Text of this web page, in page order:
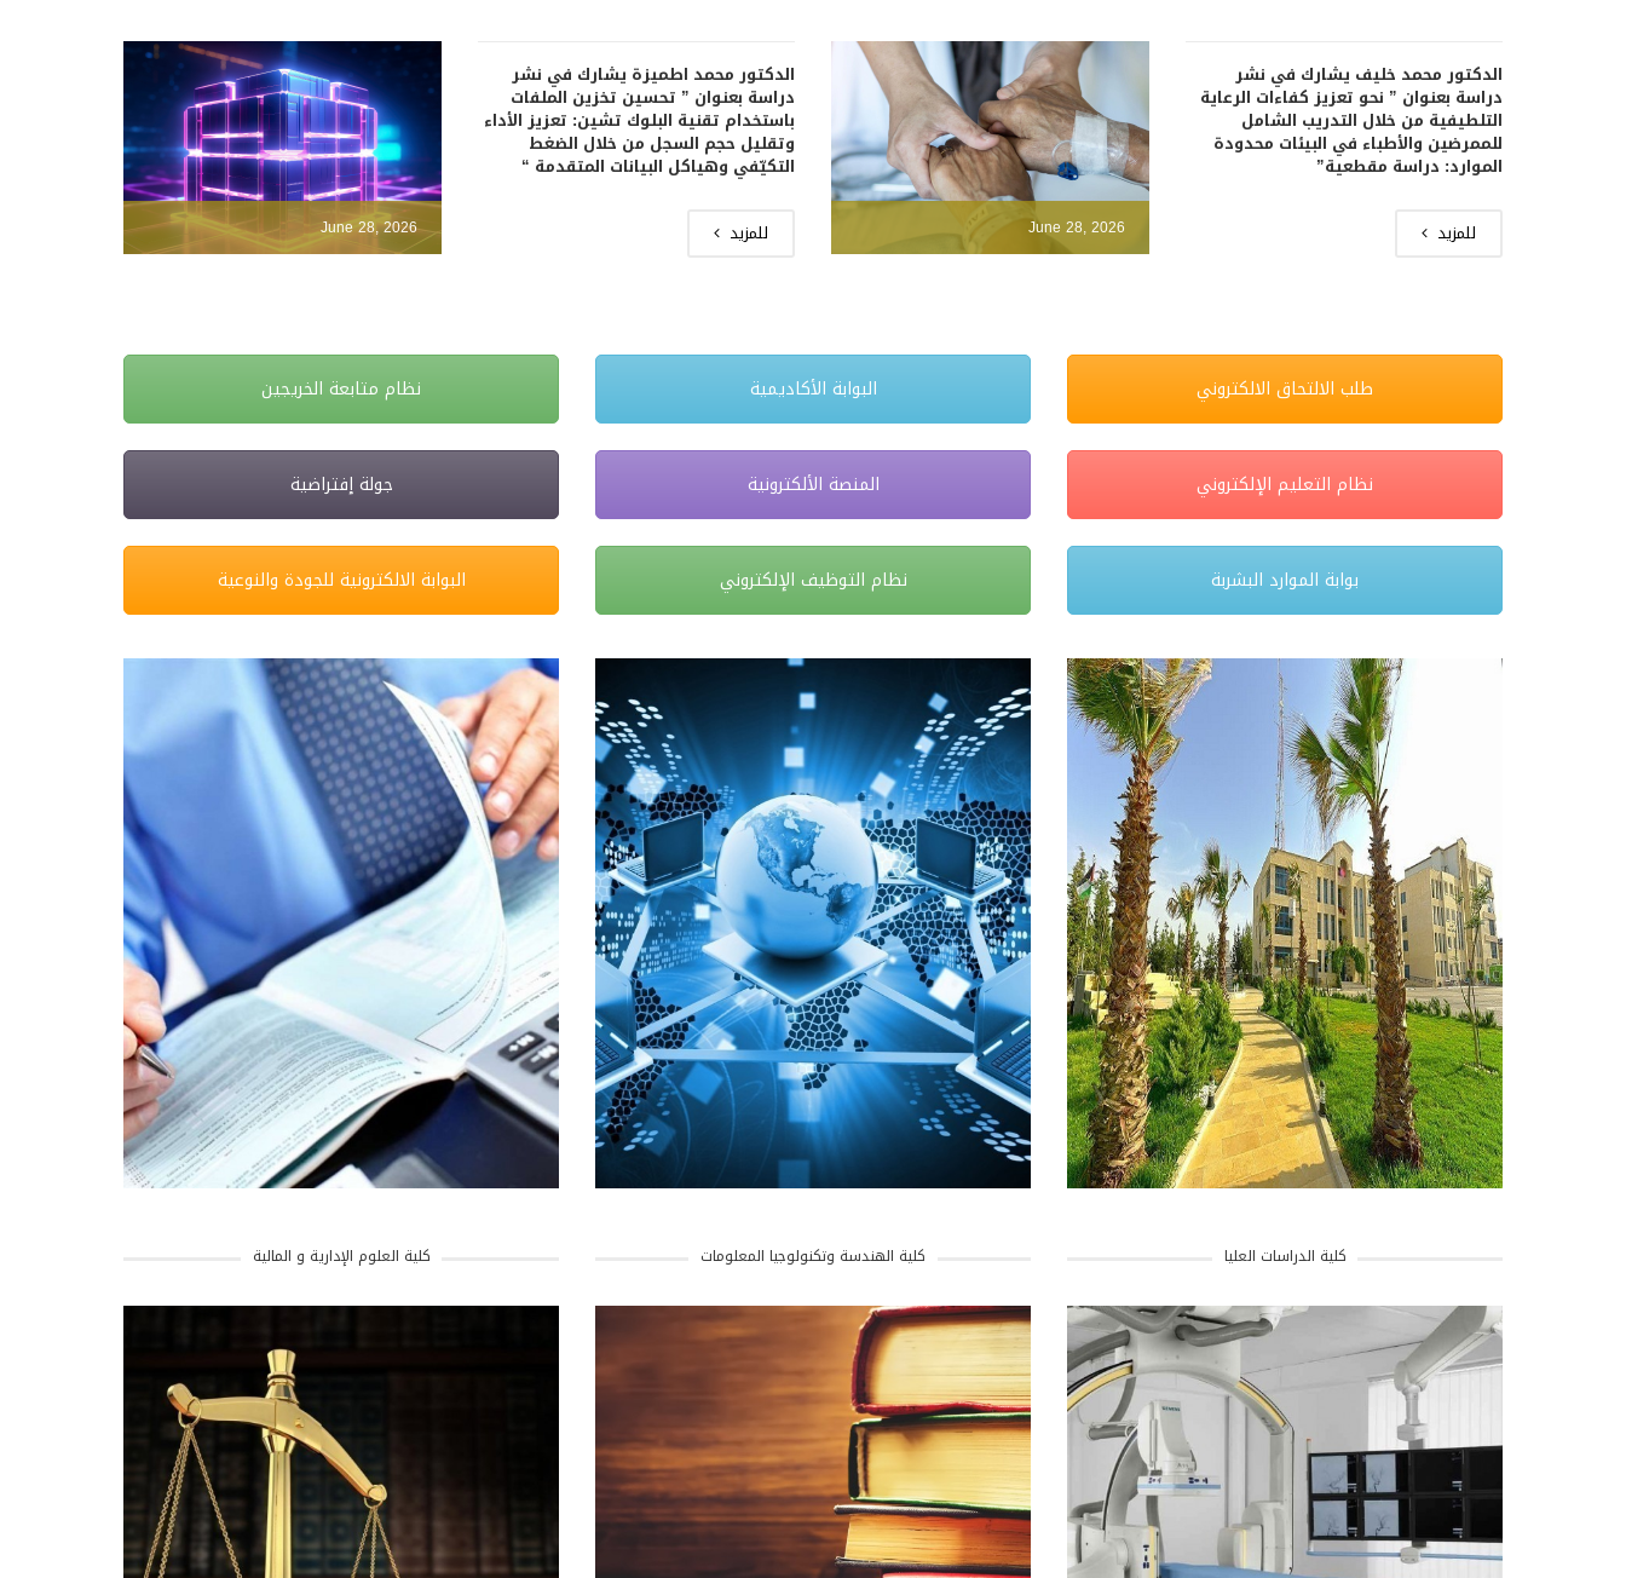
June 28, 2026
الدكتور محمد اطميزة يشارك في نشر
دراسة بعنوان ” تحسين تخزين الملفات
باستخدام تقنية البلوك تشين: تعزيز الأداء
وتقليل حجم السجل من خلال الضغط
التكيّفي وهياكل البيانات المتقدمة “
للمزيد June 28, 2026
الدكتور محمد خليف يشارك في نشر
دراسة بعنوان ” نحو تعزيز كفاءات الرعاية
التلطيفية من خلال التدريب الشامل
للممرضين والأطباء في البيئات محدودة
الموارد: دراسة مقطعية”
للمزيد
نظام متابعة الخريجين البوابة الأكاديمية طلب الالتحاق الالكتروني
جولة إفتراضية المنصة الألكترونية نظام التعليم الإلكتروني
البوابة الالكترونية للجودة والنوعية نظام التوظيف الإلكتروني بوابة الموارد البشربة
كلية العلوم الإدارية و المالية كلية الهندسة وتكنولوجيا المعلومات كلية الدراسات العليا